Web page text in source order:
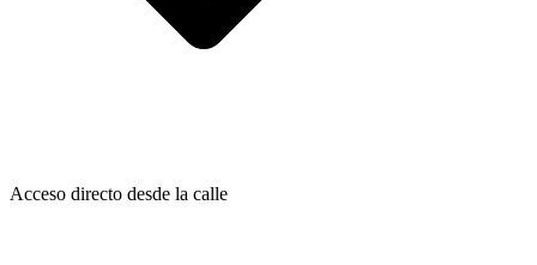
Acceso directo desde la calle